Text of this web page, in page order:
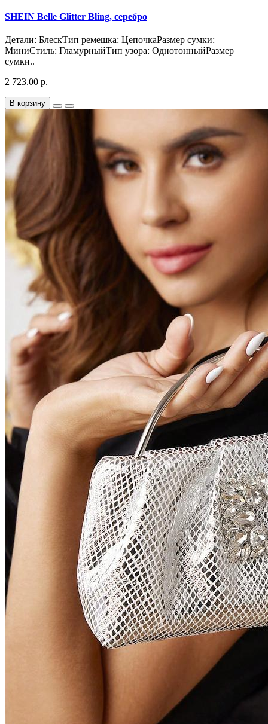
SHEIN Belle Glitter Bling, серебро
Детали: БлескТип ремешка: ЦепочкаРазмер сумки:
МиниСтиль: ГламурныйТип узора: ОднотонныйРазмер
сумки..
2 723.00 р.
В корзину